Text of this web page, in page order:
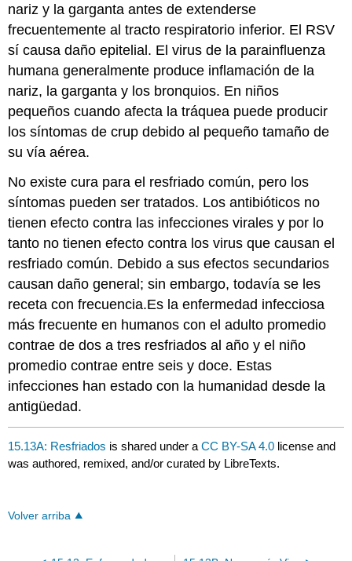
nariz y la garganta antes de extenderse
frecuentemente al tracto respiratorio inferior. El RSV
sí causa daño epitelial. El virus de la parainfluenza
humana generalmente produce inflamación de la
nariz, la garganta y los bronquios. En niños
pequeños cuando afecta la tráquea puede producir
los síntomas de crup debido al pequeño tamaño de
su vía aérea.
No existe cura para el resfriado común, pero los
síntomas pueden ser tratados. Los antibióticos no
tienen efecto contra las infecciones virales y por lo
tanto no tienen efecto contra los virus que causan el
resfriado común. Debido a sus efectos secundarios
causan daño general; sin embargo, todavía se les
receta con frecuencia.Es la enfermedad infecciosa
más frecuente en humanos con el adulto promedio
contrae de dos a tres resfriados al año y el niño
promedio contrae entre seis y doce. Estas
infecciones han estado con la humanidad desde la
antigüedad.
15.13A: Resfriados is shared under aCC BY-SA 4.0 license and
was authored, remixed, and/or curated by LibreTexts.
Volver arriba